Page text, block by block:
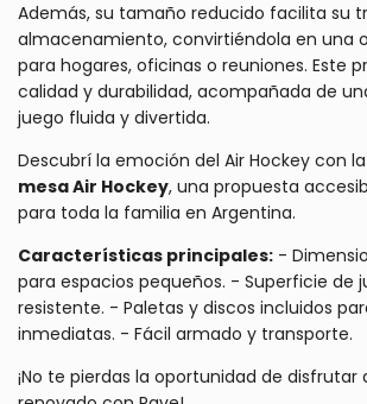
Además, su tamaño reducido facilita su
almacenamiento, convirtiéndola en una
para hogares, oficinas o reuniones. Este
calidad y durabilidad, acompañada de
juego fluida y divertida.
Descubrí la emoción del Air Hockey con la
mesa Air Hockey, una propuesta
para toda la familia en Argentina.
Características principales: -
para espacios pequeños. - Superficie de
resistente. - Paletas y discos incluidos
inmediatas. - Fácil armado y transporte.
¡No te pierdas la oportunidad de disfrutar